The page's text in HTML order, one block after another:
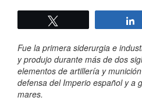
Fue la primera siderurgia e
y produjo durante más de dos
elementos de artillería y
defensa del Imperio español y a
mares.